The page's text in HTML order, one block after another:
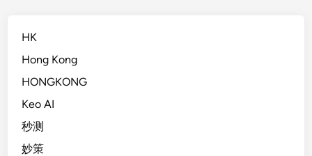
HK
Hong Kong
HONGKONG
Keo AI
秒测
妙策